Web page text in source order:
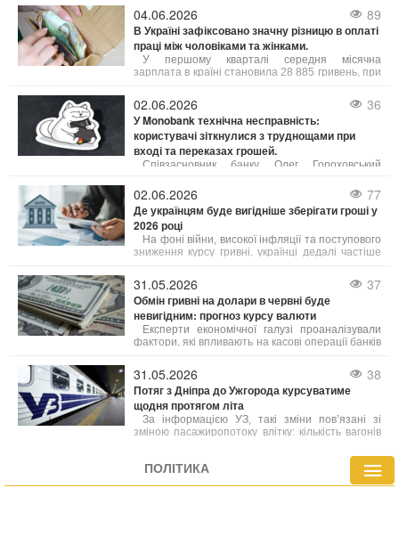
своїм абсолютним рекордом, встановленим 5
жовтня 2025 року на рівні 125 245,57 доларів,
ціна біткоїна знизилася вдвічі і наблизилася до
важливої психологічної межі.
04.06.2026 89
В Україні зафіксовано значну різницю в оплаті
праці між чоловіками та жінками.
У першому кварталі середня місячна
зарплата в країні становила 28 885 гривень, при
007 гривень більше за жінок. Зокрема, середня
зарплата чоловіків складала 33 798 грн, а жінок
– 24 791 грн.
02.06.2026 36
У Monobank технічна несправність:
користувачі зіткнулися з труднощами при
вході та переказах грошей.
Співзасновник банку Олег Гороховський
спеціалісти вже працюють над її усуненням. "У
нас технічний збій,
02.06.2026 77
Де українцям буде вигідніше зберігати гроші у
2026 році
На фоні війни, високої інфляції та поступового
зниження курсу гривні, українці дедалі частіше
коштів, а й можливості захистити їх від
знецінення.
31.05.2026 37
Обмін гривні на долари в червні буде
невигідним: прогноз курсу валюти
Експерти економічної галузі проаналізували
фактори, які впливають на касові операції банків
діапазону можливих змін котирувань. Зміни
курсу у пунктах обміну напряму пов’язані з
державними фінансовими механізмами. Згідно з
наявними оцінками, нинішня ситуація носить
тимчасовий характер і найближчим часом
очікується стабілізація.
31.05.2026 38
Потяг з Дніпра до Ужгорода курсуватиме
щодня протягом літа
За інформацією УЗ, такі зміни пов’язані зі
зміною пасажиропотоку влітку: кількість вагонів
скорочується, а ресурси перенаправляються на
маршрути з підвищеним попитом.
ПОЛІТИКА